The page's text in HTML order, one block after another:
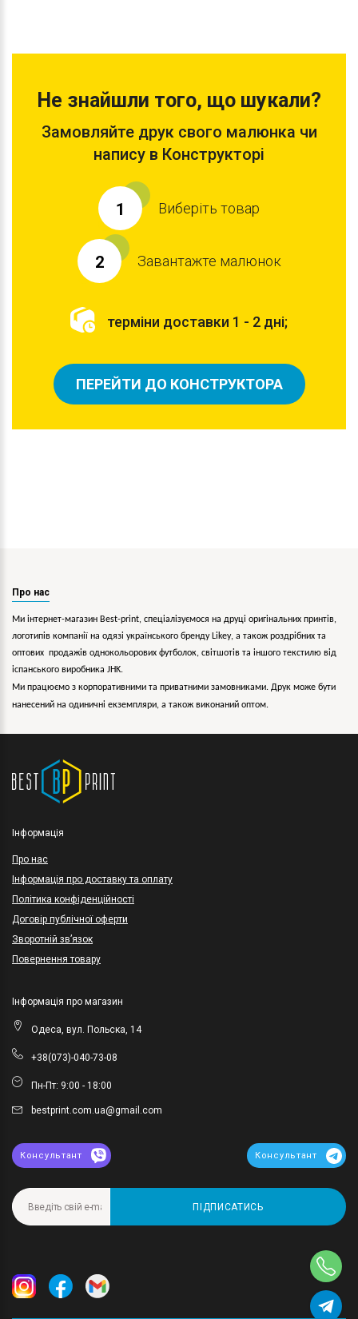
Не знайшли того, що шукали?
Замовляйте друк свого малюнка чи
напису в Конструкторі
1 Виберіть товар
2 Завантажте малюнок
терміни доставки 1 - 2 дні;
ПЕРЕЙТИ ДО КОНСТРУКТОРА
Про нас
Ми інтернет-магазин Best-print, спеціалізуємося на друці оригінальних принтів,
логотипів компанії на одязі українського бренду Likey, а також роздрібних та
оптових продажів однокольорових футболок, світшотів та іншого текстилю від
іспанського виробника JHK.
Ми працюємо з корпоративними та приватними замовниками. Друк може бути
нанесений на одиничні екземпляри, а також виконаний оптом.
Інформація
Про нас
Інформація про доставку та оплату
Політика конфіденційності
Договір публічної оферти
Зворотній зв’язок
Повернення товару
Інформація про магазин
Одеса, вул. Польска, 14
+38(073)-040-73-08
Пн-Пт: 9:00 - 18:00
bestprint.com.ua@gmail.com
Консультант Консультант
ПІДПИСАТИСЬ